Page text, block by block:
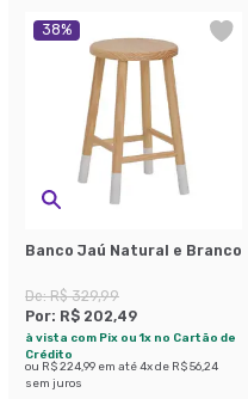
38%
Banco Jaú Natural e Branco
De:R$ 329,99
Por: R$ 202,49
à vista com Pix ou 1x no Cartão de
Crédito
ou R$ 224,99 em até4x de R$ 56,24
sem juros